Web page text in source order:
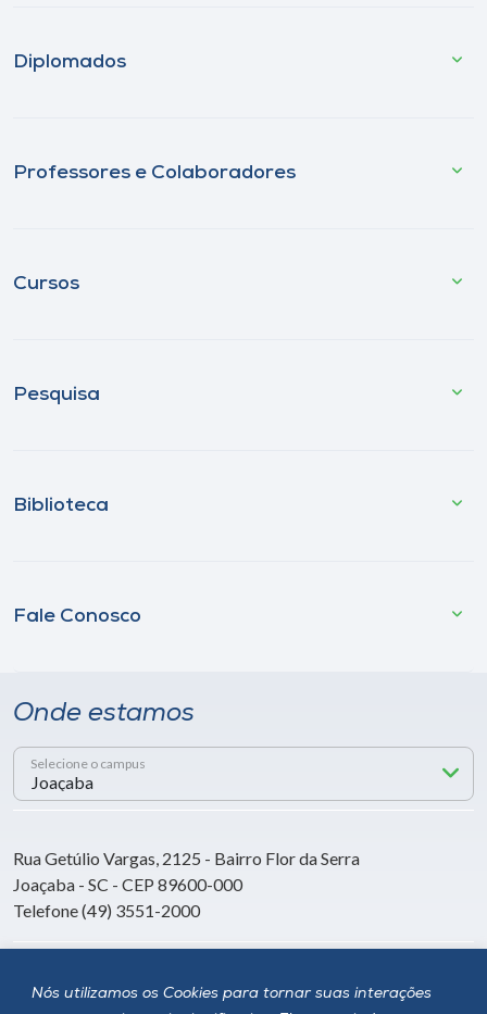
Nós utilizamos os Cookies para tornar suas interações
Diplomados
Professores e Colaboradores
Cursos
Pesquisa
Biblioteca
Fale Conosco
Onde estamos
Selecione o campus
Rua Getúlio Vargas, 2125 - Bairro Flor da Serra
Joaçaba - SC - CEP 89600-000
Telefone (49) 3551-2000
Siga a Unoesc